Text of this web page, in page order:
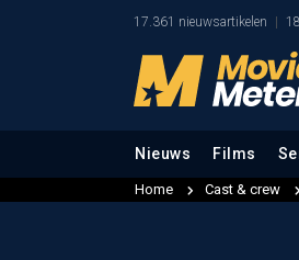
17.361 nieuwsartikelen
Nieuws Films
Home Cast & crew